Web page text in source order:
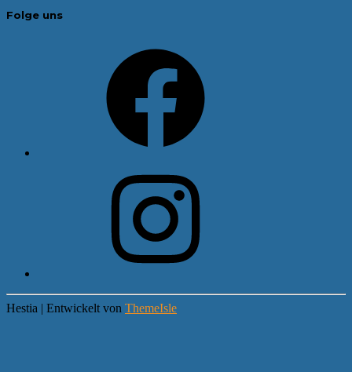
Folge uns
Hestia | Entwickelt von ThemeIsle